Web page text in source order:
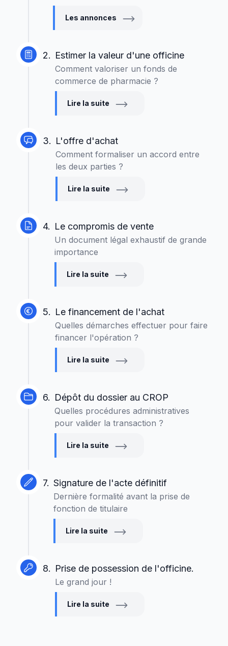
Les annonces
2. Estimer la valeur d'une officine
Comment valoriser un fonds de
commerce de pharmacie ?
Lire la suite
3. L'offre d'achat
Comment formaliser un accord entre
les deux parties ?
Lire la suite
4. Le compromis de vente
Un document légal exhaustif de grande
importance
Lire la suite
5. Le financement de l'achat
Quelles démarches effectuer pour faire
financer l'opération ?
Lire la suite
6. Dépôt du dossier au CROP
Quelles procédures administratives
pour valider la transaction ?
Lire la suite
7. Signature de l'acte définitif
Dernière formalité avant la prise de
fonction de titulaire
Lire la suite
8. Prise de possession de l'officine.
Le grand jour !
Lire la suite